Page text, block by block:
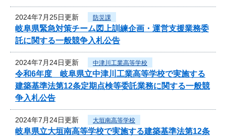
2024年7月25日更新 防災課
岐阜県緊急対策チーム図上訓練企画・運営支援業務委
託に関する一般競争入札公告
2024年7月24日更新 中津川工業高等学校
令和6年度 岐阜県立中津川工業高等学校で実施する
建築基準法第12条定期点検等委託業務に関する一般競
争入札公告
2024年7月24日更新 大垣南高等学校
岐阜県立大垣南高等学校で実施する建築基準法第12条